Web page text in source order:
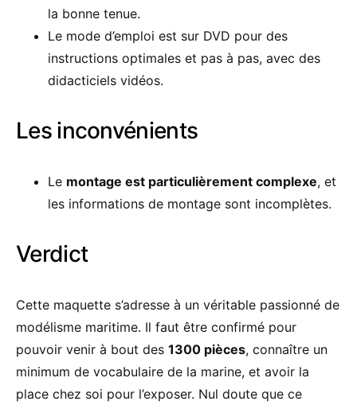
la bonne tenue.
Le mode d’emploi est sur DVD pour des
instructions optimales et pas à pas, avec des
didacticiels vidéos.
Les inconvénients
Le montage est particulièrement complexe, et
les informations de montage sont incomplètes.
Verdict
Cette maquette s’adresse à un véritable passionné de
modélisme maritime. Il faut être confirmé pour
pouvoir venir à bout des 1300 pièces, connaître un
minimum de vocabulaire de la marine, et avoir la
place chez soi pour l’exposer. Nul doute que ce